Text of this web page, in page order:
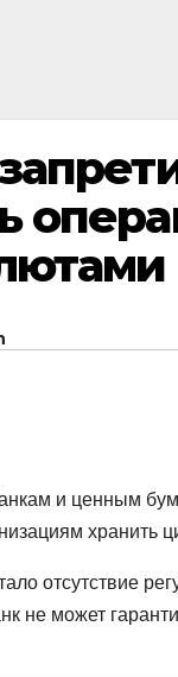
и ценным
хранить
отсутствие
не может